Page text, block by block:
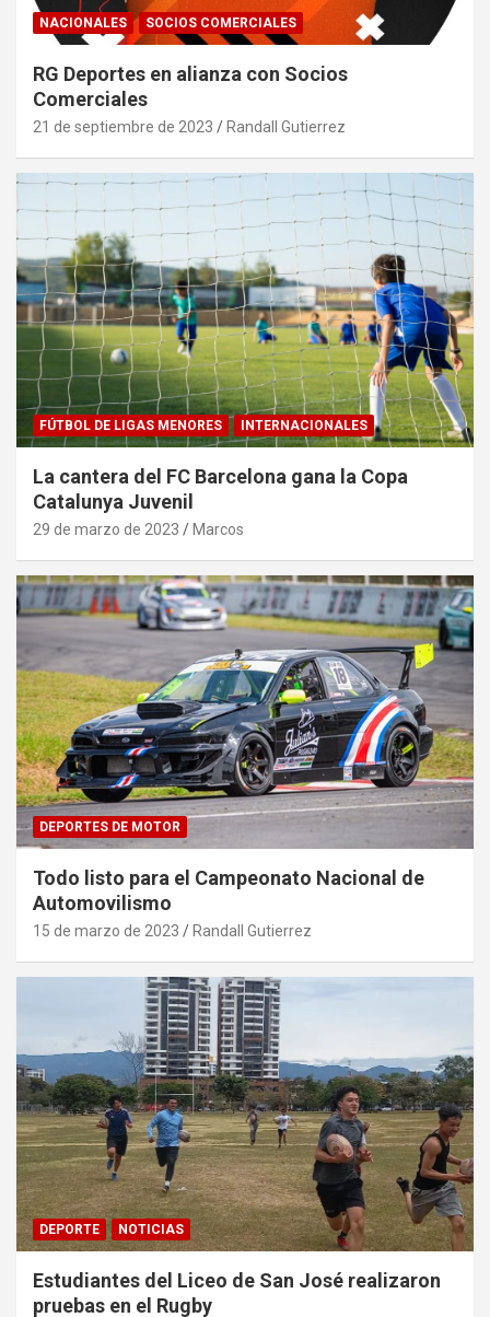
NACIONALES SOCIOS COMERCIALES
RG Deportes en alianza con Socios
Comerciales
21 de septiembre de 2023 Randall Gutierrez
FÚTBOL DE LIGAS MENORES INTERNACIONALES
La cantera del FC Barcelona gana la Copa
Catalunya Juvenil
29 de marzo de 2023 Marcos
DEPORTES DE MOTOR
Todo listo para el Campeonato Nacional de
Automovilismo
15 de marzo de 2023 Randall Gutierrez
DEPORTE NOTICIAS
Estudiantes del Liceo de San José realizaron
pruebas en el Rugby